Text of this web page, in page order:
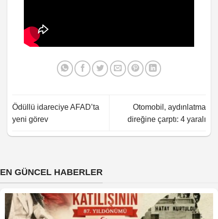
Ödüllü idareciye AFAD’ta
yeni görev
Otomobil, aydınlatma
direğine çarptı: 4 yaralı
EN GÜNCEL HABERLER